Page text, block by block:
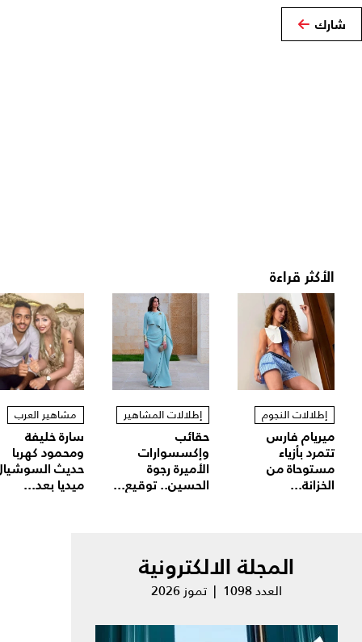
شارك
الأكثر قراءة
إطلالات النجوم
ميريام فارس
تتمرد بأزياء
مستوحاة من
الخزانة...
إطلالات المشاهير
حقائب
وإكسسوارات
الأميرة رجوة
الحسين.. توقيع...
مشاهير العرب
سارة خليفة
ومحمود كهربا
حديث
ميديا بعد...
المجلة الالكترونية
العدد 1098 | تموز 2026